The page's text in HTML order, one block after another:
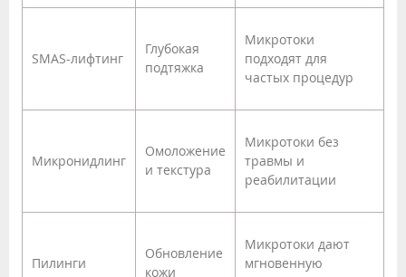
SMAS-лифтинг
Глубокая
подтяжка
Микротоки
подходят для
частых процедур
Микронидлинг
Омоложение
и текстура
Микротоки без
травмы и
реабилитации
Пилинги
Обновление
кожи
Микротоки дают
мгновенную